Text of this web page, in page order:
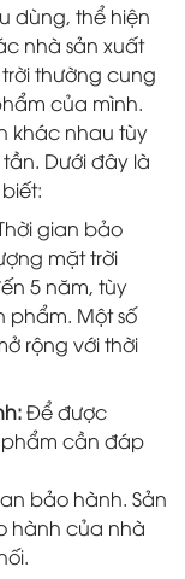
dùng, thể hiện
nhà sản xuất
thường cung
của mình.
khác nhau tùy
Dưới đây là
gian bảo
mặt trời
5 năm, tùy
phẩm. Một số
rộng với thời
Để được
phẩm cần đáp
bảo hành. Sản
hành của nhà